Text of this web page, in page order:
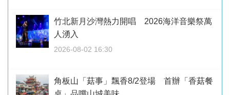
竹北新月沙灣熱力開唱 2026海洋音樂祭萬
人湧入
2026-08-02 16:30
角板山「菇事」飄香8/2登場 首辦「香菇餐